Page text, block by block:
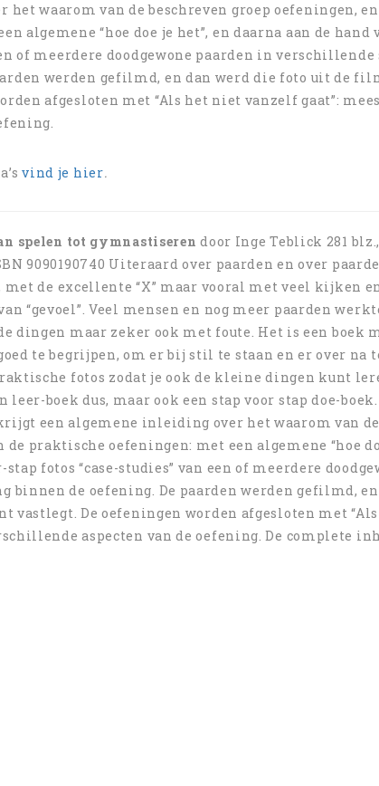
waarom van de beschreven groep oefeningen,
algemene “hoe doe je het”, en daarna aan de hand
of meerdere doodgewone paarden in verschillende
werden gefilmd, en dan werd die foto uit de
afgesloten met “Als het niet vanzelf gaat”:
vind je hier.
spelen tot gymnastiseren door Inge Teblick 281
9090190740 Uiteraard over paarden en over
de excellente “X” maar vooral met veel kijken
“gevoel”. Veel mensen en nog meer paarden
dingen maar zeker ook met foute. Het is een boek
te begrijpen, om er bij stil te staan en er over na
fotos zodat je ook de kleine dingen kunt
boek dus, maar ook een stap voor stap doe-
een algemene inleiding over het waarom van de
praktische oefeningen: met een algemene “hoe
fotos “case-studies” van een of meerdere
de oefening. De paarden werden gefilmd,
De oefeningen worden afgesloten met
aspecten van de oefening. De complete